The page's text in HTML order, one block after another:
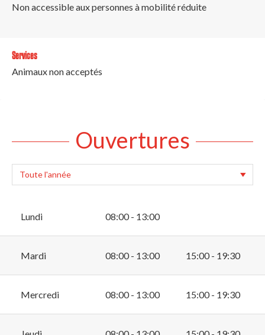
Non accessible aux personnes à mobilité réduite
Services
Animaux non acceptés
Ouvertures
Lundi 08:00 - 13:00
Mardi 08:00 - 13:00 15:00 - 19:30
Mercredi 08:00 - 13:00 15:00 - 19:30